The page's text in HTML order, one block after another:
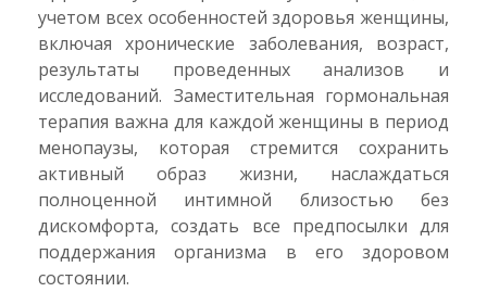
учетом всех особенностей здоровья женщины,
включая хронические заболевания, возраст,
результаты проведенных анализов и
исследований. Заместительная гормональная
терапия важна для каждой женщины в период
менопаузы, которая стремится сохранить
активный образ жизни, наслаждаться
полноценной интимной близостью без
дискомфорта, создать все предпосылки для
поддержания организма в его здоровом
состоянии.